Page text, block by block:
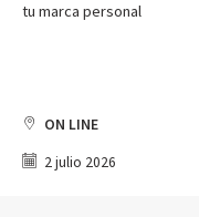
tu marca personal
ON LINE
2 julio 2026